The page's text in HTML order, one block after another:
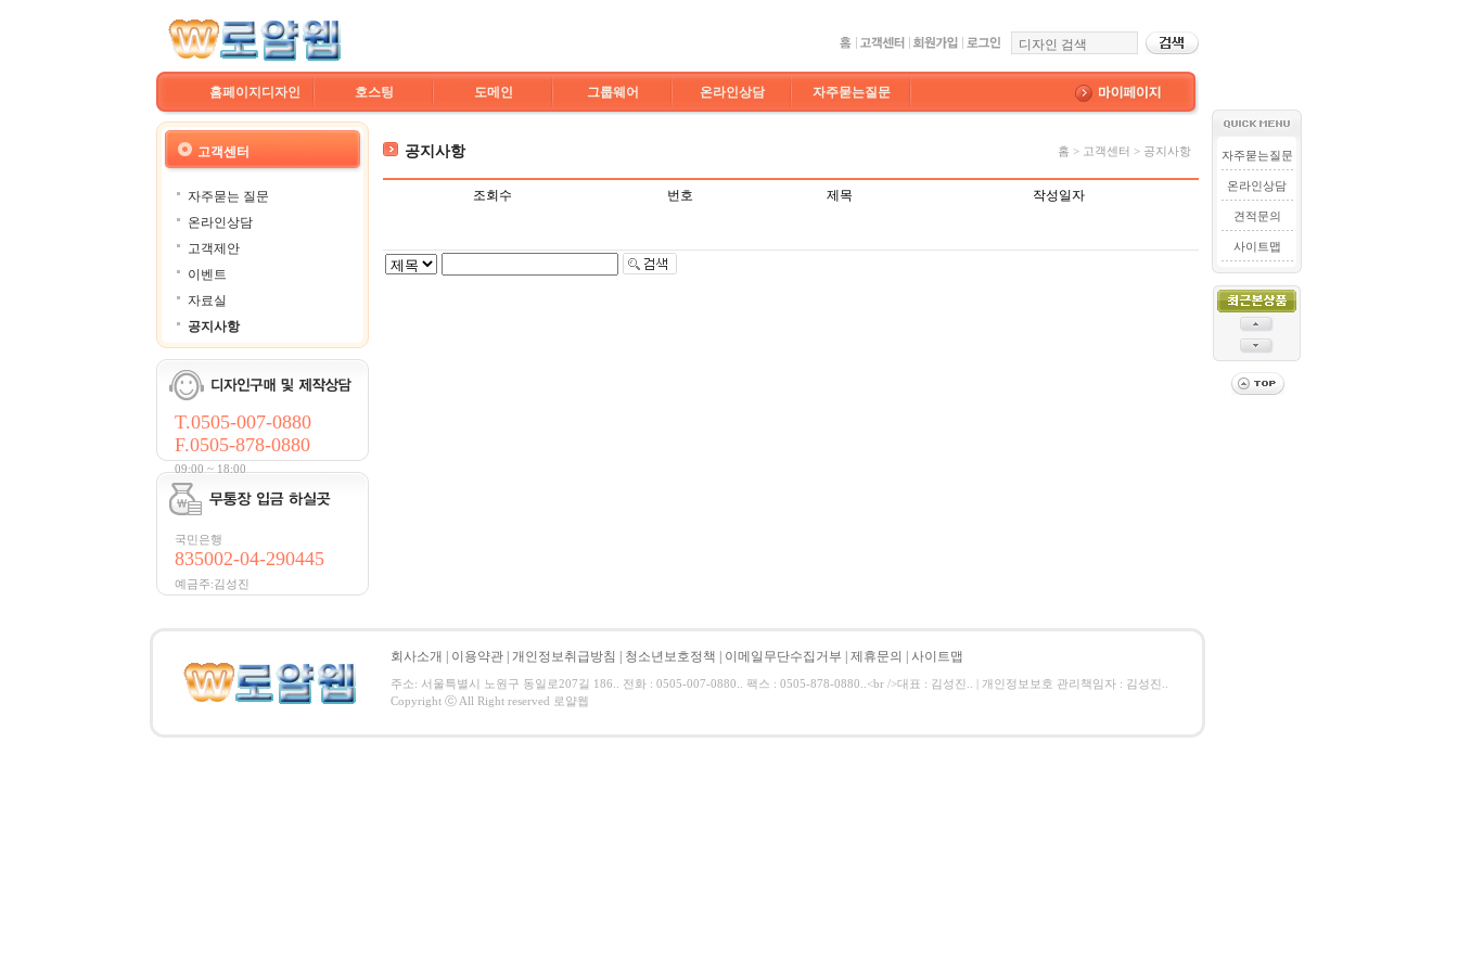
홈페이지디자인 호스팅 도메인 그룹웨어 온라인상담 자주묻는질문
고객센터
자주묻는 질문
온라인상담
고객제안
이벤트
자료실
공지사항
T.0505-007-0880
F.0505-878-0880
09:00 ~ 18:00
국민은행
835002-04-290445
예금주:김성진
공지사항 홈 > 고객센터 > 공지사항
조회수 번호 제목 작성일자
자주묻는질문
온라인상담
견적문의
사이트맵
회사소개 이용약관 개인정보취급방침 청소년보호정책 이메일무단수집거부 제휴문의 사이트맵
주소: 서울특별시 노원구 동일로207길 186.. 전화 : 0505-007-0880.. 팩스 : 0505-878-0880..<br />대표 : 김성진.. | 개인정보보호 관리책임자 : 김성진..
Copyright ⓒ All Right reserved 로얄웹